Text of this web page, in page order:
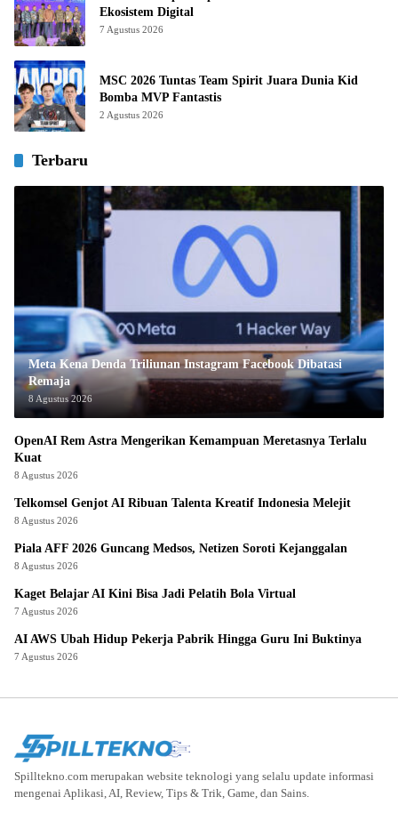
Ekosistem Digital
7 Agustus 2026
MSC 2026 Tuntas Team Spirit Juara Dunia Kid
Bomba MVP Fantastis
2 Agustus 2026
Terbaru
Meta Kena Denda Triliunan Instagram Facebook Dibatasi
Remaja
8 Agustus 2026
OpenAI Rem Astra Mengerikan Kemampuan Meretasnya Terlalu
Kuat
8 Agustus 2026
Telkomsel Genjot AI Ribuan Talenta Kreatif Indonesia Melejit
8 Agustus 2026
Piala AFF 2026 Guncang Medsos, Netizen Soroti Kejanggalan
8 Agustus 2026
Kaget Belajar AI Kini Bisa Jadi Pelatih Bola Virtual
7 Agustus 2026
AI AWS Ubah Hidup Pekerja Pabrik Hingga Guru Ini Buktinya
7 Agustus 2026
Spilltekno.com merupakan website teknologi yang selalu update informasi
mengenai Aplikasi, AI, Review, Tips & Trik, Game, dan Sains.